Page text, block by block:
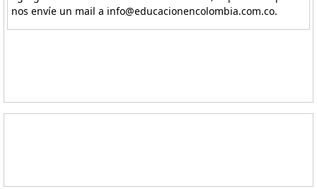
nos envíe un mail a info@educacionencolombia.com.co.